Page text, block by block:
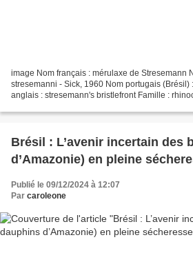
image Nom français : mérulaxe de Stresemann
stresemanni - Sick, 1960 Nom portugais
anglais : stresemann's bristlefront Famille :
Brésil : L’avenir incertain des
d’Amazonie) en pleine
Publié le 09/12/2024 à 12:07
Par caroleone